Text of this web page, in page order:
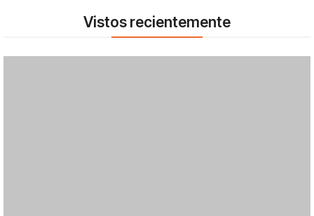
Vistos recientemente